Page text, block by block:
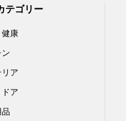
テゴリー
康
ア
ア